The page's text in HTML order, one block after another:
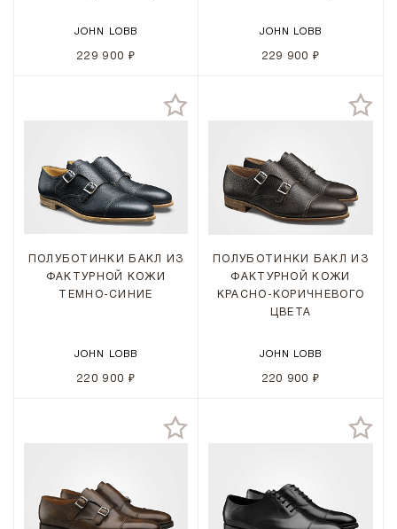
JOHN LOBB
229 900 ₽
JOHN LOBB
229 900 ₽
ПОЛУБОТИНКИ БАКЛ ИЗ
ФАКТУРНОЙ КОЖИ
ТЕМНО-СИНИЕ
JOHN LOBB
220 900 ₽
ПОЛУБОТИНКИ БАКЛ ИЗ
ФАКТУРНОЙ КОЖИ
КРАСНО-КОРИЧНЕВОГО
ЦВЕТА
JOHN LOBB
220 900 ₽